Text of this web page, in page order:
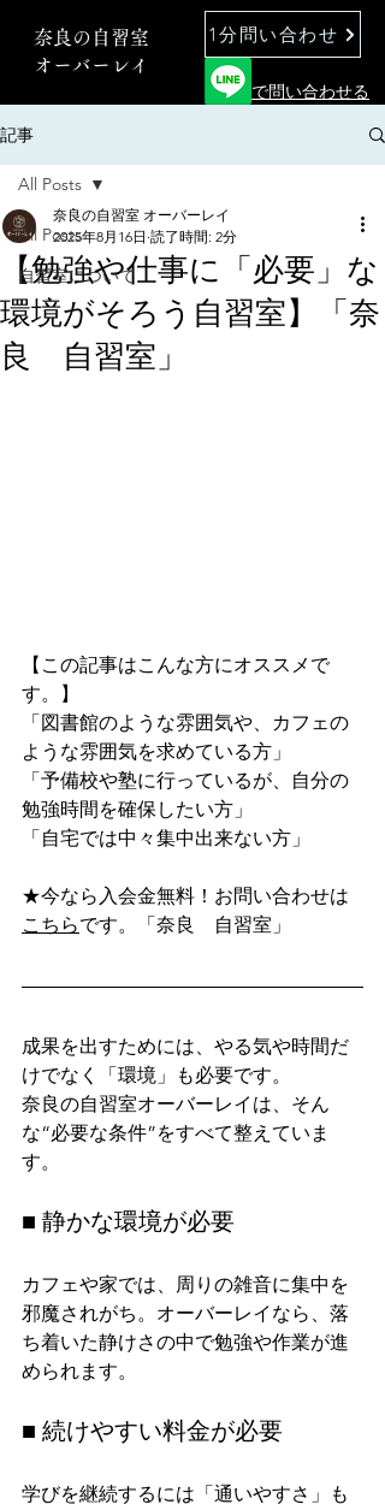
奈良の自習室
オーバーレイ
1分問い合わせ
で問い合わせる
記事
All Posts
自習室について
All Posts
【勉強や仕事に「必要」な
環境がそろう自習室】「奈
良 自習室」
奈良の自習室 オーバーレイ
2025年8月16日 読了時間: 2分
【この記事はこんな方にオススメで
す。】
「図書館のような雰囲気や、カフェの
ような雰囲気を求めている方」
「予備校や塾に行っているが、自分の
勉強時間を確保したい方」
「自宅では中々集中出来ない方」
★今なら入会金無料！お問い合わせは
こちらです。「奈良　自習室」
成果を出すためには、やる気や時間だ
けでなく「環境」も必要です。
奈良の自習室オーバーレイは、そん
な“必要な条件”をすべて整えていま
す。
■ 静かな環境が必要
カフェや家では、周りの雑音に集中を
邪魔されがち。オーバーレイなら、落
ち着いた静けさの中で勉強や作業が進
められます。
■ 続けやすい料金が必要
学びを継続するには「通いやすさ」も